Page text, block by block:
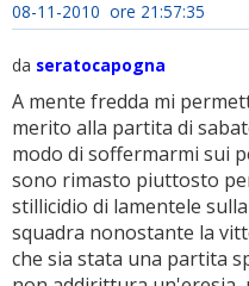
08-11-2010 ore 21:57:35
da seratocapogna
A mente fredda mi
merito alla partita di
modo di soffermarmi sui
sono rimasto piuttosto
stillicidio di lamentele
squadra nonostante la
che sia stata una partita